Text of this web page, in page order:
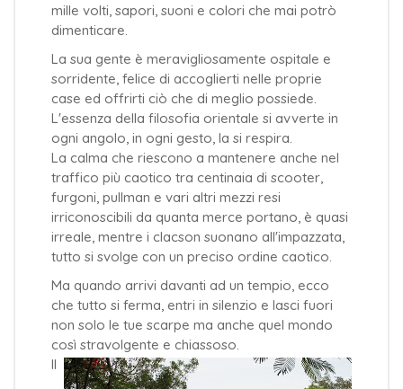
mille volti, sapori, suoni e colori che mai potrò
dimenticare.
La sua gente è meravigliosamente ospitale e
sorridente, felice di accoglierti nelle proprie
case ed offrirti ciò che di meglio possiede.
L'essenza della filosofia orientale si avverte in
ogni angolo, in ogni gesto, la si respira.
La calma che riescono a mantenere anche nel
traffico più caotico tra centinaia di scooter,
furgoni, pullman e vari altri mezzi resi
irriconoscibili da quanta merce portano, è quasi
irreale, mentre i clacson suonano all'impazzata,
tutto si svolge con un preciso ordine caotico.
Ma quando arrivi davanti ad un tempio, ecco
che tutto si ferma, entri in silenzio e lasci fuori
non solo le tue scarpe ma anche quel mondo
così stravolgente e chiassoso.
Il